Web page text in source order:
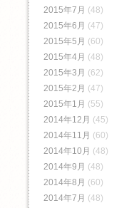
2015年7月 (48)
2015年6月 (47)
2015年5月 (60)
2015年4月 (48)
2015年3月 (62)
2015年2月 (47)
2015年1月 (55)
2014年12月 (45)
2014年11月 (60)
2014年10月 (48)
2014年9月 (48)
2014年8月 (60)
2014年7月 (48)